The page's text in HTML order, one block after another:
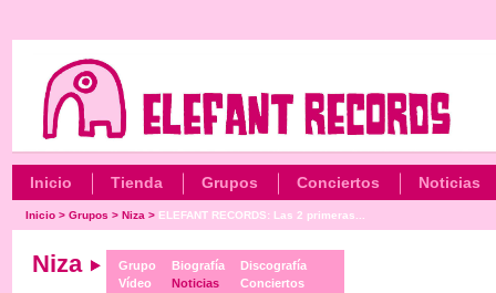
Inicio Tienda Grupos Conciertos Noticias
Inicio >Grupos >Niza > ELEFANT RECORDS: Las 2 primeras...
Niza
Grupo
Vídeo
Biografía
Noticias
Discografía
Conciertos